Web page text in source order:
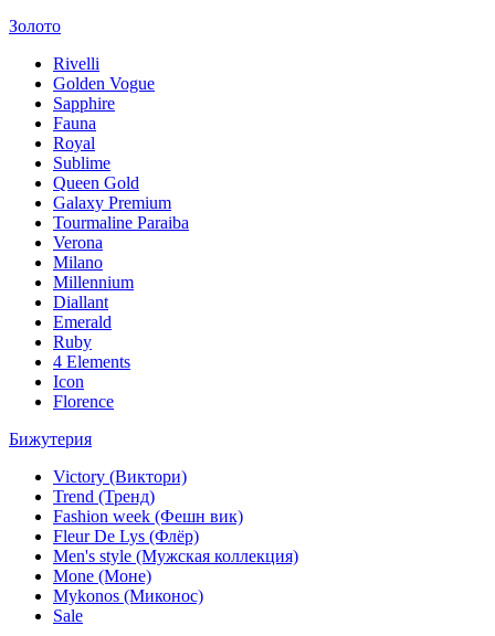
Золото
Rivelli
Golden Vogue
Sapphire
Fauna
Royal
Sublime
Queen Gold
Galaxy Premium
Tourmaline Paraiba
Verona
Milano
Millennium
Diallant
Emerald
Ruby
4 Elements
Icon
Florence
Бижутерия
Victory (Виктори)
Trend (Тренд)
Fashion week (Фешн вик)
Fleur De Lys (Флёр)
Men's style (Мужская коллекция)
Mone (Моне)
Mykonos (Миконос)
Sale